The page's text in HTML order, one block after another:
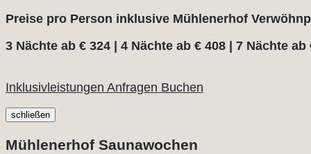
Preise pro Person inklusive Mühlenerhof
3 Nächte ab € 324 | 4 Nächte ab € 408 | 7 Nächte ab
Inklusivleistungen Anfragen Buchen
schließen
Mühlenerhof Saunawochen